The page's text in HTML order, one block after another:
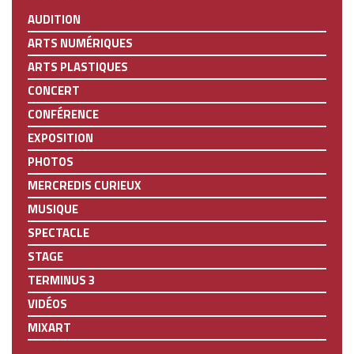
AUDITION
ARTS NUMÉRIQUES
ARTS PLASTIQUES
CONCERT
CONFÉRENCE
EXPOSITION
PHOTOS
MERCREDIS CURIEUX
MUSIQUE
SPECTACLE
STAGE
TERMINUS 3
VIDÉOS
MIXART